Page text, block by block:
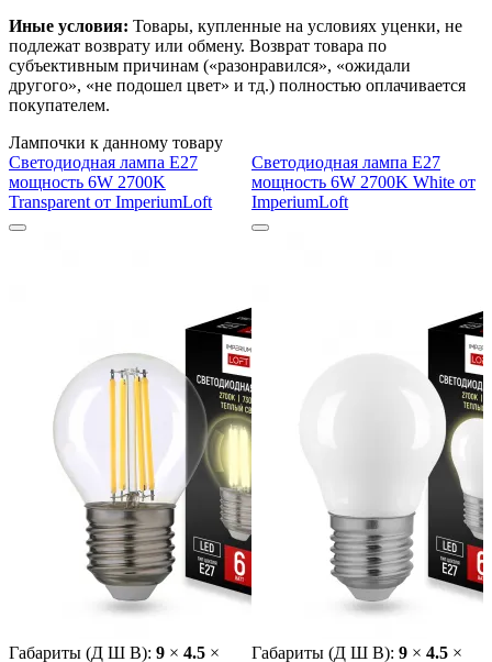
Иные условия: Товары, купленные на условиях уценки, не
подлежат возврату или обмену. Возврат товара по
субъективным причинам («разонравился», «ожидали
другого», «не подошел цвет» и тд.) полностью оплачивается
покупателем.
Лампочки к данному товару
Светодиодная лампа E27
мощность 6W 2700K
Transparent от ImperiumLoft
Габариты (Д Ш В): 9 × 4.5 ×
Светодиодная лампа E27
мощность 6W 2700K White от
ImperiumLoft
Габариты (Д Ш В): 9 × 4.5 ×